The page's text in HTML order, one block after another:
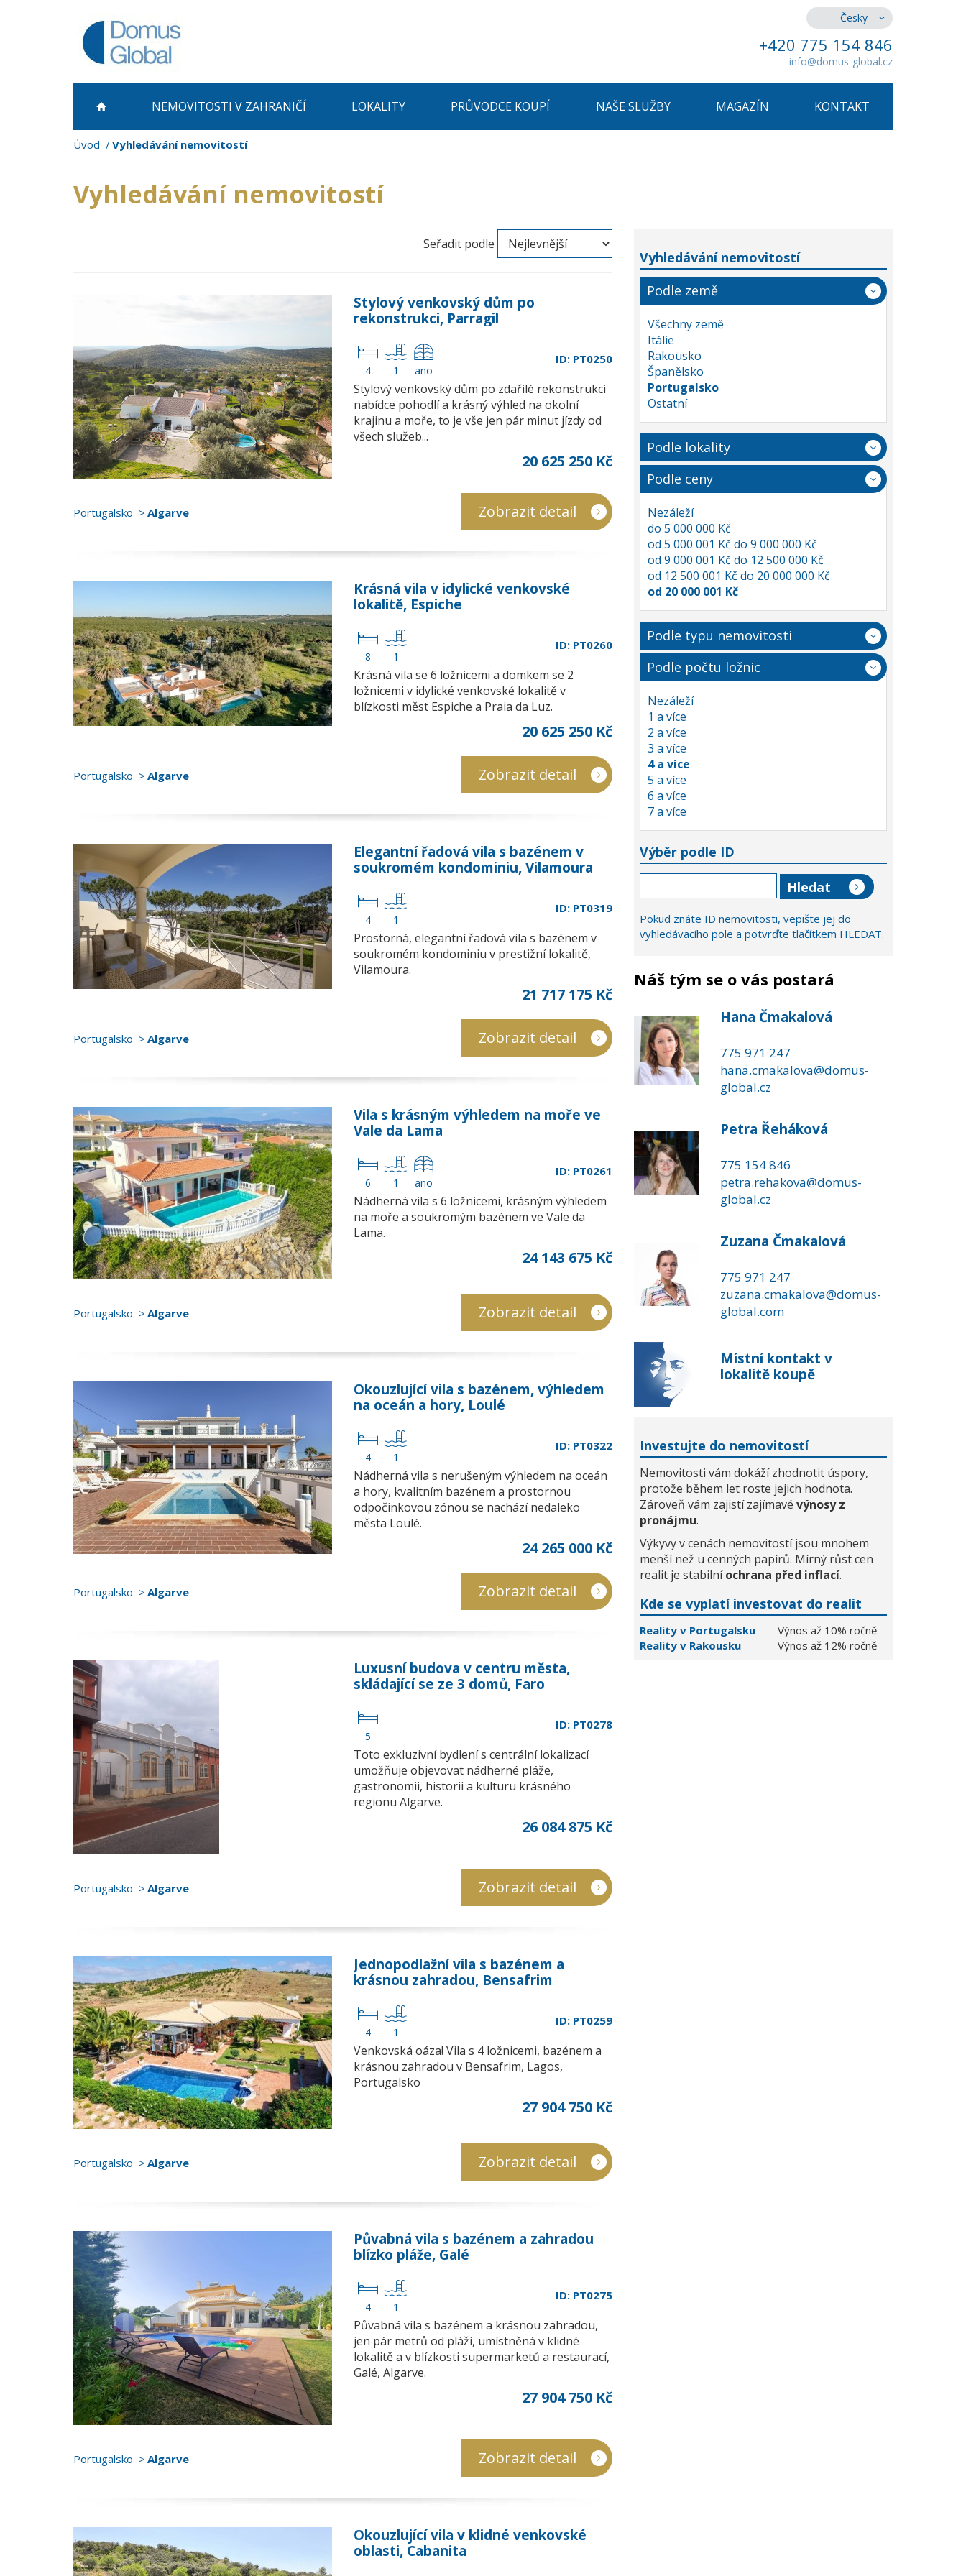
Česky
+420 775 154 846
info@domus-global.cz
NEMOVITOSTI V ZAHRANIČÍ LOKALITY PRŮVODCE KOUPÍ NAŠE SLUŽBY MAGAZÍN KONTAKT
Úvod Vyhledávání nemovitostí
Vyhledávání nemovitostí
Seřadit podle
Stylový venkovský dům po
rekonstrukci, Parragil
4 1 ano
ID: PT0250
Stylový venkovský dům po zdařilé rekonstrukci
nabídce pohodlí a krásný výhled na okolní
krajinu a moře, to je vše jen pár minut jízdy od
všech služeb...
20 625 250 Kč
Portugalsko Algarve Zobrazit detail
Krásná vila v idylické venkovské
lokalitě, Espiche
8 1
ID: PT0260
Krásná vila se 6 ložnicemi a domkem se 2
ložnicemi v idylické venkovské lokalitě v
blízkosti měst Espiche a Praia da Luz.
20 625 250 Kč
Portugalsko Algarve Zobrazit detail
Elegantní řadová vila s bazénem v
soukromém kondominiu, Vilamoura
4 1
ID: PT0319
Prostorná, elegantní řadová vila s bazénem v
soukromém kondominiu v prestižní lokalitě,
Vilamoura.
21 717 175 Kč
Portugalsko Algarve Zobrazit detail
Vila s krásným výhledem na moře ve
Vale da Lama
6 1 ano
ID: PT0261
Nádherná vila s 6 ložnicemi, krásným výhledem
na moře a soukromým bazénem ve Vale da
Lama.
24 143 675 Kč
Portugalsko Algarve Zobrazit detail
Okouzlující vila s bazénem, výhledem
na oceán a hory, Loulé
4 1
ID: PT0322
Nádherná vila s nerušeným výhledem na oceán
a hory, kvalitním bazénem a prostornou
odpočinkovou zónou se nachází nedaleko
města Loulé.
24 265 000 Kč
Portugalsko Algarve Zobrazit detail
Luxusní budova v centru města,
skládající se ze 3 domů, Faro
5
ID: PT0278
Toto exkluzivní bydlení s centrální lokalizací
umožňuje objevovat nádherné pláže,
gastronomii, historii a kulturu krásného
regionu Algarve.
26 084 875 Kč
Portugalsko Algarve Zobrazit detail
Jednopodlažní vila s bazénem a
krásnou zahradou, Bensafrim
4 1
ID: PT0259
Venkovská oáza! Vila s 4 ložnicemi, bazénem a
krásnou zahradou v Bensafrim, Lagos,
Portugalsko
27 904 750 Kč
Portugalsko Algarve Zobrazit detail
Půvabná vila s bazénem a zahradou
blízko pláže, Galé
4 1
ID: PT0275
Půvabná vila s bazénem a krásnou zahradou,
jen pár metrů od pláží, umístněná v klidné
lokalitě a v blízkosti supermarketů a restaurací,
Galé, Algarve.
27 904 750 Kč
Portugalsko Algarve Zobrazit detail
Okouzlující vila v klidné venkovské
oblasti, Cabanita
Vyhledávání nemovitostí
Podle země
Všechny země
Itálie
Rakousko
Španělsko
Portugalsko
Ostatní
Podle lokality
Podle ceny
Nezáleží
do 5 000 000 Kč
od 5 000 001 Kč do 9 000 000 Kč
od 9 000 001 Kč do 12 500 000 Kč
od 12 500 001 Kč do 20 000 000 Kč
od 20 000 001 Kč
Podle typu nemovitosti
Podle počtu ložnic
Nezáleží
1 a více
2 a více
3 a více
4 a více
5 a více
6 a více
7 a více
Výběr podle ID
Pokud znáte ID nemovitosti, vepište jej do
vyhledávacího pole a potvrďte tlačítkem HLEDAT.
Náš tým se o vás postará
Hana Čmakalová
775 971 247
hana.cmakalova@domus-
global.cz
Petra Řeháková
775 154 846
petra.rehakova@domus-
global.cz
Zuzana Čmakalová
775 971 247
zuzana.cmakalova@domus-
global.com
Místní kontakt v
lokalitě koupě
Investujte do nemovitostí
Nemovitosti vám dokáží zhodnotit úspory,
protože během let roste jejich hodnota.
Zároveň vám zajistí zajímavé výnosy z
pronájmu.
Výkyvy v cenách nemovitostí jsou mnohem
menší než u cenných papírů. Mírný růst cen
realit je stabilníochrana před inflací.
Kde se vyplatí investovat do realit
Reality v Portugalsku
Výnos až 10% ročně
Reality v Rakousku
Výnos až 12% ročně